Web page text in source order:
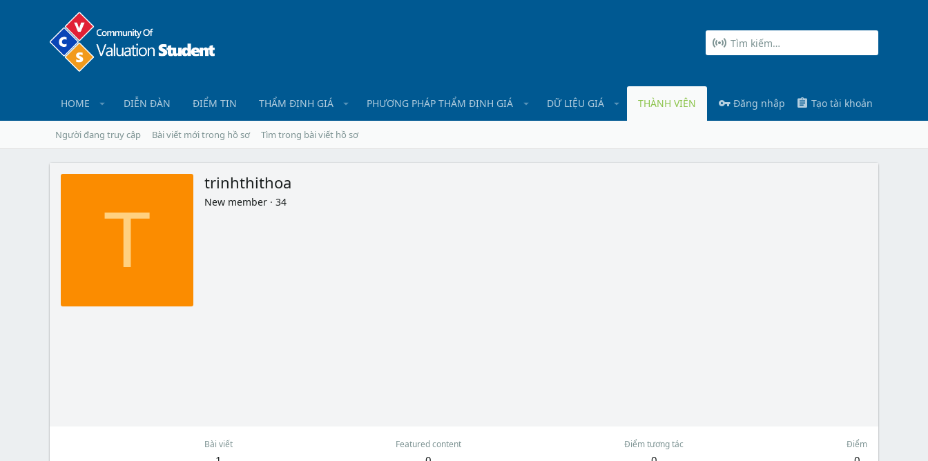
HOME DIỄN ĐÀN ĐIỂM TIN THẨM ĐỊNH GIÁ PHƯƠNG PHÁP THẨM ĐỊNH GIÁ DỮ LIỆU GIÁ THÀNH VIÊN Đăng nhập Tạo tài khoản
Người đang truy cập Bài viết mới trong hồ sơ Tìm trong bài viết hồ sơ
T
trinhthithoa
New member · 34
Bài viết Featured content Điểm tương tác Điểm